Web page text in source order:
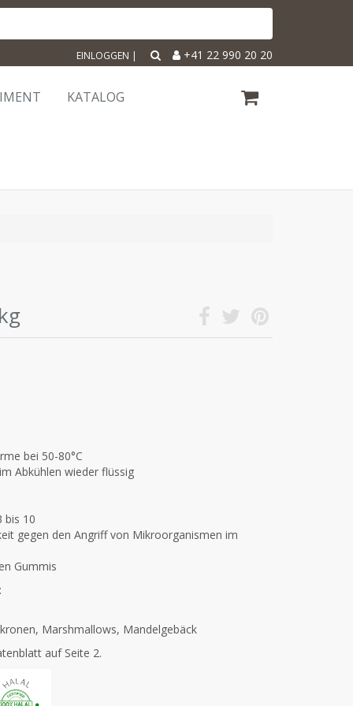
+41 22 990 20 20
EINLOGGEN |
KATALOG
bei 50-80°C
Abkühlen wieder flüssig
bis 10
gegen den Angriff von Mikroorganismen im
Gummis
Marshmallows, Mandelgebäck
auf Seite 2.